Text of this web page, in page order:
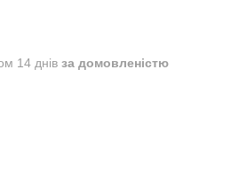
14 днів за домовленістю